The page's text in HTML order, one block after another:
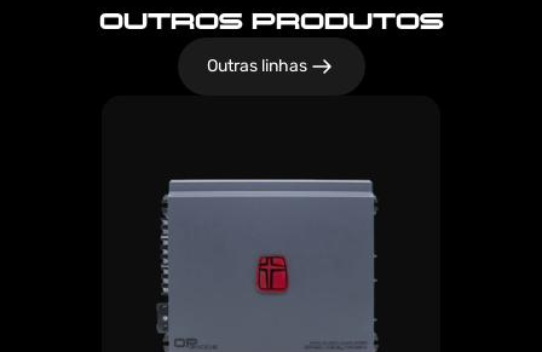
OUTROS PRODUTOS
Outras linhas